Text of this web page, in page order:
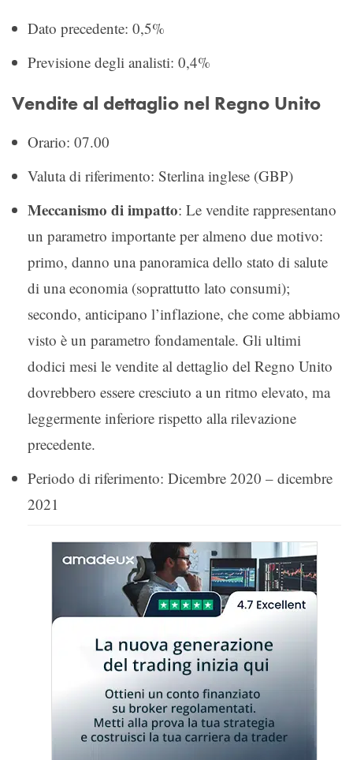
Dato precedente: 0,5%
Previsione degli analisti: 0,4%
Vendite al dettaglio nel Regno Unito
Orario: 07.00
Valuta di riferimento: Sterlina inglese (GBP)
Meccanismo di impatto: Le vendite rappresentano
un parametro importante per almeno due motivo:
primo, danno una panoramica dello stato di salute
di una economia (soprattutto lato consumi);
secondo, anticipano l’inflazione, che come abbiamo
visto è un parametro fondamentale. Gli ultimi
dodici mesi le vendite al dettaglio del Regno Unito
dovrebbero essere cresciuto a un ritmo elevato, ma
leggermente inferiore rispetto alla rilevazione
precedente.
Periodo di riferimento: Dicembre 2020 – dicembre
2021